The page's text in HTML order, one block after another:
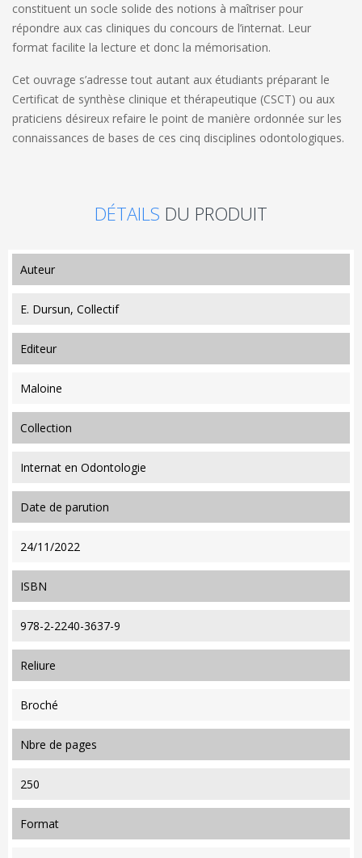
constituent un socle solide des notions à maîtriser pour
répondre aux cas cliniques du concours de l’internat. Leur
format facilite la lecture et donc la mémorisation.
Cet ouvrage s’adresse tout autant aux étudiants préparant le
Certificat de synthèse clinique et thérapeutique (CSCT) ou aux
praticiens désireux refaire le point de manière ordonnée sur les
connaissances de bases de ces cinq disciplines odontologiques.
DÉTAILS DU PRODUIT
auteur
E. Dursun, Collectif
editeur
Maloine
collection
Internat en Odontologie
date de parution
24/11/2022
ISBN
978-2-2240-3637-9
reliure
Broché
nbre de pages
250
format